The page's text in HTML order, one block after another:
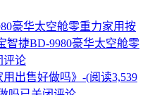
豪华太空舱零重力家用按
智捷BD-9980豪华太空舱零
评论
出售好做吗》-(阅读3,539